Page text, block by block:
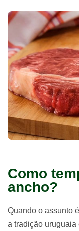
Como
ancho?
Quando o assunto
a tradição uruguaia